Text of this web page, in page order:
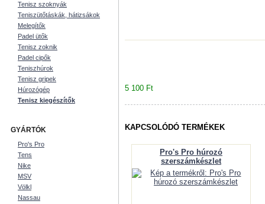
Tenisz szoknyák
Teniszütőtáskák, hátizsákok
Melegítők
Padel ütők
Tenisz zoknik
Padel cipők
Teniszhúrok
Tenisz gripek
Húrozógép
Tenisz kiegészítők
GYÁRTÓK
Pro's Pro
Tens
Nike
MSV
Völkl
Nassau
5 100 Ft
KAPCSOLÓDÓ TERMÉKEK
Pro's Pro húrozó
szerszámkészlet